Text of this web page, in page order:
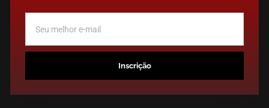
Inscrição